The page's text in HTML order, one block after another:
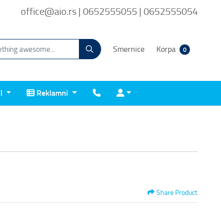
office@aio.rs | 0652555055 | 0652555054
Smernice Korpa 0
Reklamni
Reklamni KontaktPrijava
Share Product